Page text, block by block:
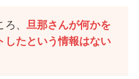
ろ、旦那さんが何かを
したという情報はない